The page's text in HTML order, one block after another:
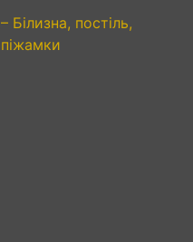
– Білизна, постіль,
піжамки